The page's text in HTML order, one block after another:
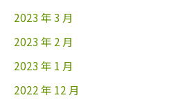
2023 年 3 月
2023 年 2 月
2023 年 1 月
2022 年 12 月